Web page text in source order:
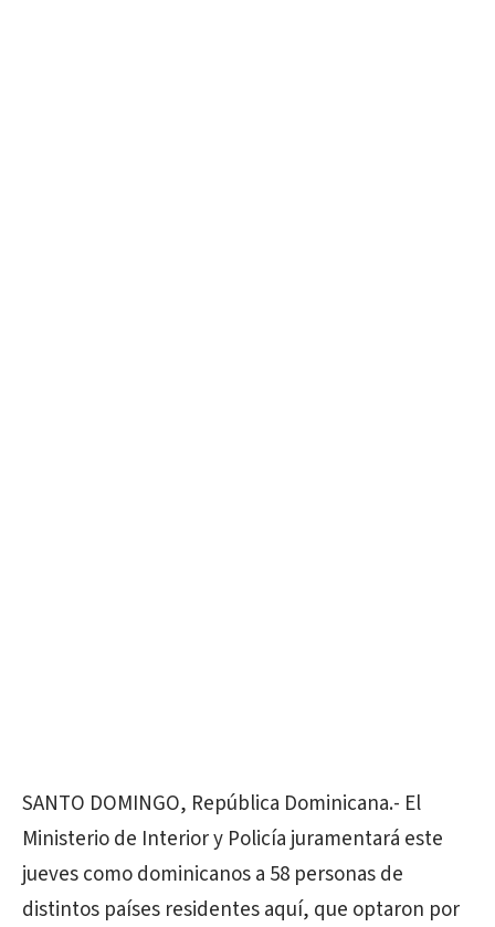
SANTO DOMINGO, República Dominicana.- El
Ministerio de Interior y Policía juramentará este
jueves como dominicanos a 58 personas de
distintos países residentes aquí, que optaron por